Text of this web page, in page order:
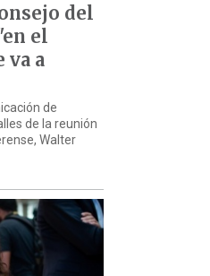
del
el
a
de
de la reunión
Walter